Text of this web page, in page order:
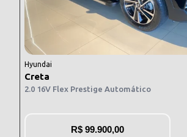
Hyundai
Creta
2.0 16V Flex Prestige Automático
R$ 99.900,00